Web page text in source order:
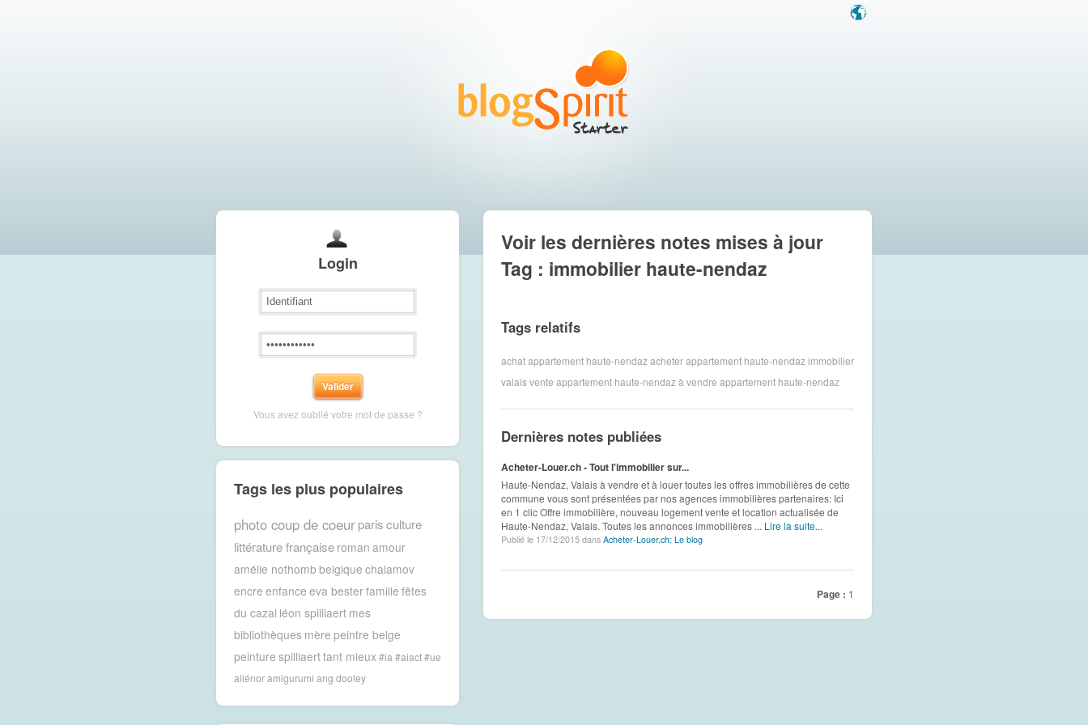
Login
Vous avez oublié votre mot de passe ?
Tags les plus populaires
photo coup de coeur parisculture
littérature française roman amour
amélie nothomb belgique chalamov
encre enfance eva besterfamille fêtes
du cazal léon spilliaert mes
bibliothèques mère peintre belge
peinture spilliaerttant mieux #ia #aiact #ue
aliénor amigurumi ang dooley
Voir les dernières notes mises à jour
Tag : immobilier haute-nendaz
Tags relatifs
achat appartement haute-nendaz acheter appartement haute-nendaz immobilier
valais vente appartement haute-nendaz à vendre appartement haute-nendaz
Dernières notes publiées
Acheter-Louer.ch - Tout l'immobilier sur...
Haute-Nendaz, Valais à vendre et à louer toutes les offres immobilières de cette
commune vous sont présentées par nos agences immobilières partenaires: Ici
en 1 clic Offre immobilière, nouveau logement vente et location actualisée de
Haute-Nendaz, Valais. Toutes les annonces immobilières ... Lire la suite...
Publié le 17/12/2015 dans Acheter-Louer.ch: Le blog
Page : 1